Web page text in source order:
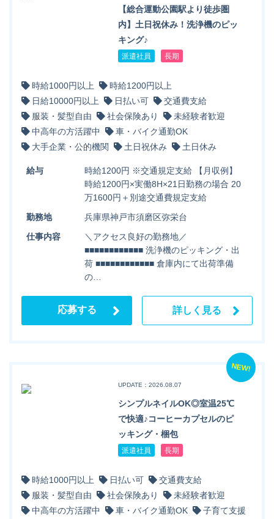
【総合運動公園駅より徒歩圏
内】土日祝休み！洗浄機のピッ
キング♪
派遣社員 長期
時給1000円以上
時給1200円以上
日給10000円以上
日払い可
交通費支給
服装・髪型自由
社会保険あり
未経験者歓迎
中高年の方活躍中
車・バイク通勤OK
大手企業・公的機関
土日祝休み 土日休み
給与
時給1200円 ※交通規定支給 【月収例】
時給1200円×実働8H×21日勤務の場合 20
万1600円＋別途交通費規定支給
勤務地
兵庫県神戸市須磨区弥栄台
仕事内容
＼アクセス良好の勤務地／
■■■■■■■■■■■■ 洗浄機のピッキング・出
荷 ■■■■■■■■■■■■ 倉庫内にて出荷準備
の…
応募する 詳しく見る
NEW!
UPDATE：2026.08.07
シンプルネイルOK◎室温25℃
で快適♪コーヒーカプセルのピ
ッキング・梱包
派遣社員 長期
時給1000円以上 日払い可
交通費支給
服装・髪型自由
社会保険あり
未経験者歓迎
中高年の方活躍中
車・バイク通勤OK
子育て支援